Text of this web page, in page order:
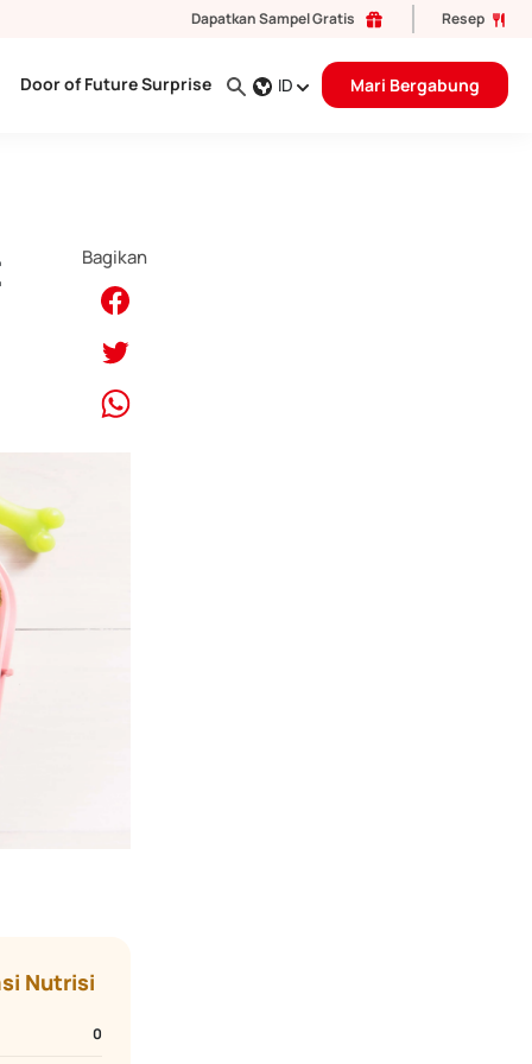
Dapatkan Sampel Gratis Resep
ID Mari Bergabung
Door of Future Surprise
Bagikan
Nutrisi
0